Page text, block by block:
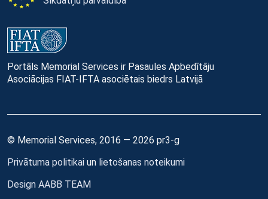
Portāls Memorial Services ir Pasaules Apbedītāju
Asociācijas FIAT-IFTA asociētais biedrs Latvijā
© Memorial Services, 2016 — 2026 pr3-g
Privātuma politikai un lietošanas noteikumi
Design AABB TEAM